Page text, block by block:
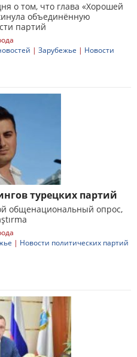
о том, что глава «Хорошей
объединённую
партий
| Зарубежье | Новости
турецких партий
общенациональный опрос,
| Новости политических партий